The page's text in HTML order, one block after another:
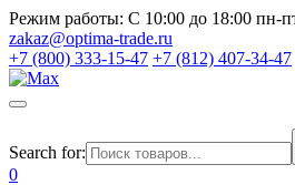
Режим работы: С 10:00 до 18:00 пн-
zakaz@optima-trade.ru
+7 (800) 333-15-47 +7 (812) 407-34-47
Search for:
0